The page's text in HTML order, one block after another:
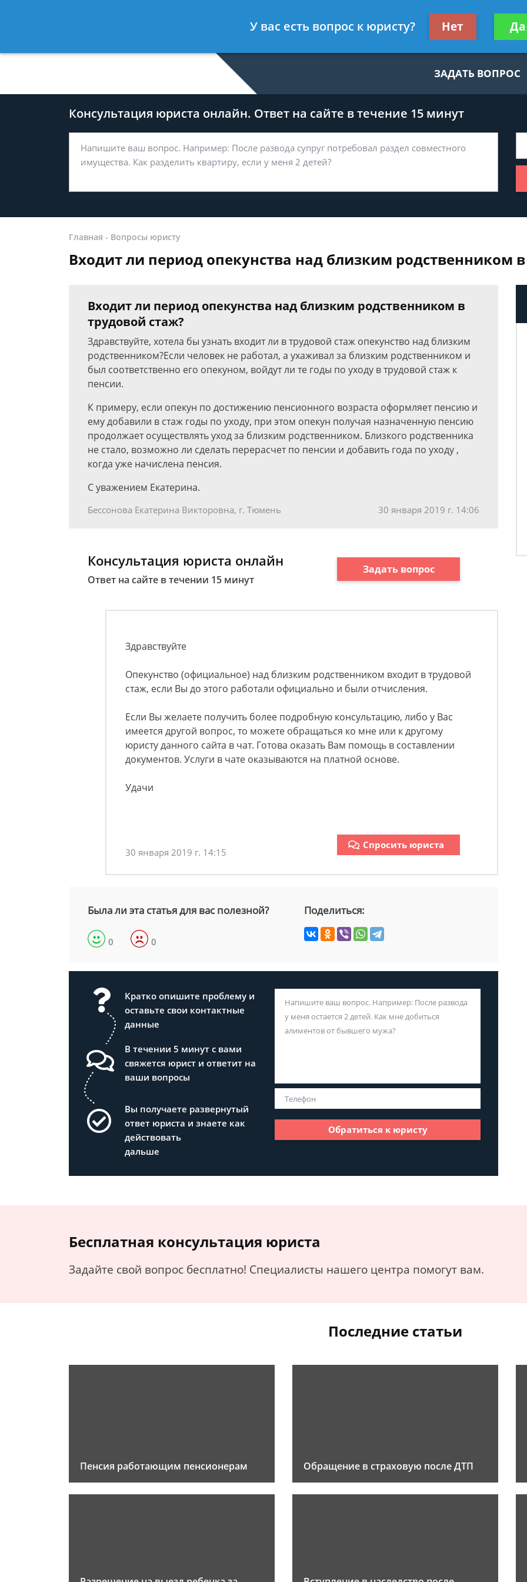
- Юрист по гражданскому праву
Получите
ЗАДАТЬ ВОПРОС
Консультация юриста онлайн. Ответ на сайте в течение 15 минут
Главная - Вопросы юристу
Входит ли период опекунства над близким родственником
Входит ли период опекунства над близким родственником в
трудовой стаж?
Здравствуйте, хотела бы узнать входит ли в трудовой стаж опекунство над близким
родственником?Если человек не работал, а ухаживал за близким родственником и
был соответственно его опекуном, войдут ли те годы по уходу в трудовой стаж к
пенсии.
К примеру, если опекун по достижению пенсионного возраста оформляет пенсию и
ему добавили в стаж годы по уходу, при этом опекун получая назначенную пенсию
продолжает осуществлять уход за близким родственником. Близкого родственника
не стало, возможно ли сделать перерасчет по пенсии и добавить года по уходу ,
когда уже начислена пенсия.
С уважением Екатерина.
Бессонова Екатерина Викторовна, г. Тюмень 30 января 2019 г. 14:06
Консультация юриста онлайн
Ответ на сайте в течении 15 минут
Задать вопрос
Здравствуйте
Опекунство (официальное) над близким родственником входит в трудовой
стаж, если Вы до этого работали официально и были отчисления.
Если Вы желаете получить более подробную консультацию, либо у Вас
имеется другой вопрос, то можете обращаться ко мне или к другому
юристу данного сайта в чат. Готова оказать Вам помощь в составлении
документов. Услуги в чате оказываются на платной основе.
Удачи
30 января 2019 г. 14:15
Спросить юриста
Была ли эта статья для вас полезной?
0 0
Поделиться:
Кратко опишите проблему и
оставьте свои контактные
данные
В течении 5 минут с вами
свяжется юрист и ответит на
ваши вопросы
Вы получаете развернутый
ответ юриста и знаете как
действовать
дальше
Обратиться к юристу
Бесплатная консультация юриста
Задайте свой вопрос бесплатно! Специалисты нашего центра помогут вам.
Последние статьи
Пенсия работающим пенсионерам Обращение в страховую после ДТП
У вас есть вопрос к юристу? Нет Да